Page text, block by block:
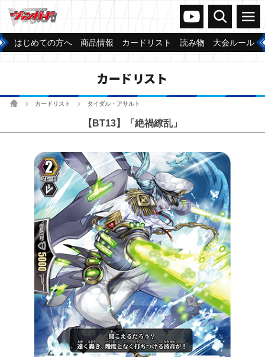
ヴァンガードch
検索 メニュー
はじめての方へ 商品情報 カードリスト 読み物 大会ルール
カードリスト
ホームカードリスト タイダル・アサルト
【BT13】「絶禍繚乱」